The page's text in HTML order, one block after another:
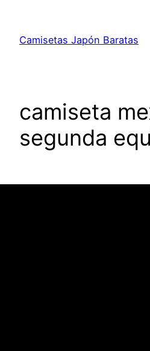
contenido
Camisetas Japón Baratas
camiseta
segunda